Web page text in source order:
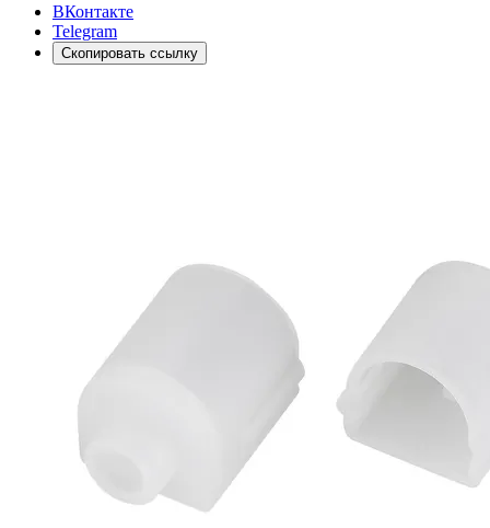
ВКонтакте
Telegram
Скопировать ссылку